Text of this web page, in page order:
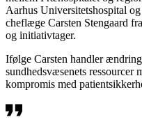
Aarhus Universitetshospital
cheflæge Carsten Stengaard
og initiativtager.
Ifølge Carsten handler
sundhedsvæsenets ressourcer
kompromis med